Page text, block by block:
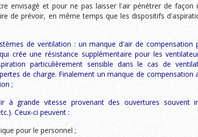
envisagé et pour ne pas laisser l'air pénétrer de façon
de prévoir, en même temps que les dispositifs
de ventilation : un manque d'air de compensation
crée une résistance supplémentaire pour les
particulièrement sensible dans le cas de
de charge. Finalement un manque de compensation
;
à grande vitesse provenant des ouvertures souvent
Ceux-ci peuvent :
pour le personnel ;